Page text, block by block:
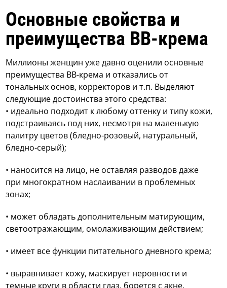
Основные свойства и
преимущества ВВ-крема
Миллионы женщин уже давно оценили основные
преимущества ВВ-крема и отказались от
тональных основ, корректоров и т.п. Выделяют
следующие достоинства этого средства:
• идеально подходит к любому оттенку и типу кожи,
подстраиваясь под них, несмотря на маленькую
палитру цветов (бледно-розовый, натуральный,
бледно-серый);
• наносится на лицо, не оставляя разводов даже
при многократном наслаивании в проблемных
зонах;
• может обладать дополнительным матирующим,
светоотражающим, омолаживающим действием;
• имеет все функции питательного дневного крема;
• выравнивает кожу, маскирует неровности и
темные круги в области глаз, борется с акне.